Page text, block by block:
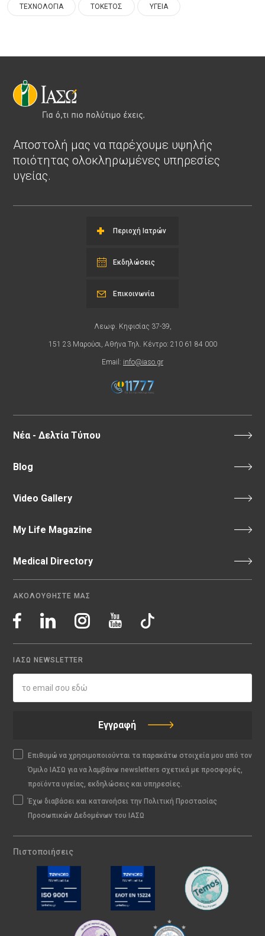
ΤΕΧΝΟΛΟΓΙΑ ΤΟΚΕΤΟΣ ΥΓΕΙΑ
Αποστολή μας να παρέχουμε υψηλής
ποιότητας ολοκληρωμένες υπηρεσίες
υγείας.
Περιοχή Ιατρών
Εκδηλώσεις
Λεωφ. Κηφισίας 37-39,
151 23 Μαρούσι, Αθήνα Τηλ. Κέντρο: 210 61 84 000
Email: info@iaso.gr
Επικοινωνία
Νέα - Δελτία Τύπου
Blog
Video Gallery
My Life Magazine
Medical Directory
ΑΚΟΛΟΥΘΗΣΤΕ ΜΑΣ
ΙΑΣΩ NEWSLETTER
Εγγραφή
Επιθυμώ να χρησιμοποιούνται τα παρακάτω στοιχεία μου από τον
Όμιλο ΙΑΣΩ για να λαμβάνω newsletters σχετικά με προσφορές,
προϊόντα υγείας, εκδηλώσεις και υπηρεσίες.
Έχω διαβάσει και κατανοήσει την Πολιτική Προστασίας
Προσωπικών Δεδομένων του ΙΑΣΩ
Πιστοποιήσεις